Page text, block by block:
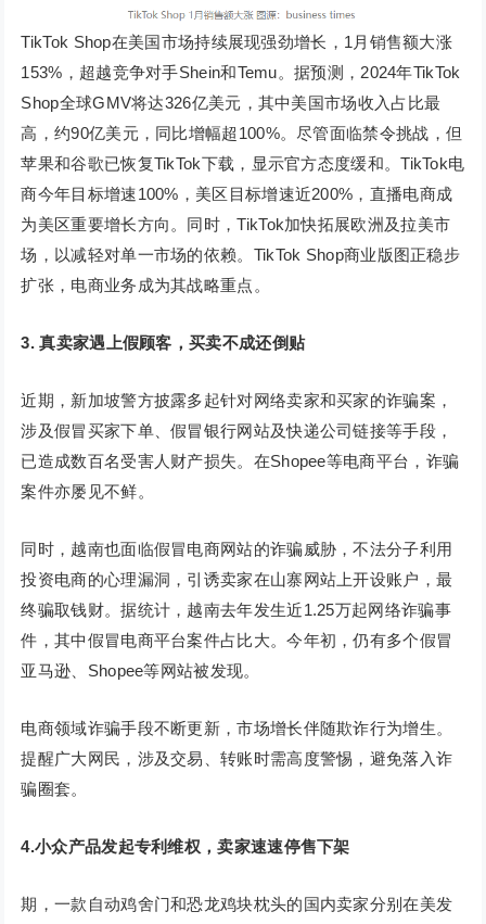
TikTok Shop在美国市场持续展现强劲增长，1月销售额大涨
153%，超越竞争对手Shein和Temu。据预测，2024年TikTok
Shop全球GMV将达326亿美元，其中美国市场收入占比最
高，约90亿美元，同比增幅超100%。尽管面临禁令挑战，但
苹果和谷歌已恢复TikTok下载，显示官方态度缓和。TikTok电
商今年目标增速100%，美区目标增速近200%，直播电商成
为美区重要增长方向。同时，TikTok加快拓展欧洲及拉美市
场，以减轻对单一市场的依赖。TikTok Shop商业版图正稳步
扩张，电商业务成为其战略重点。
3.真卖家遇上假顾客，买卖不成还倒贴
近期，新加坡警方披露多起针对网络卖家和买家的诈骗案，
涉及假冒买家下单、假冒银行网站及快递公司链接等手段，
已造成数百名受害人财产损失。在Shopee等电商平台，诈骗
案件亦屡见不鲜。
同时，越南也面临假冒电商网站的诈骗威胁，不法分子利用
投资电商的心理漏洞，引诱卖家在山寨网站上开设账户，最
终骗取钱财。据统计，越南去年发生近1.25万起网络诈骗事
件，其中假冒电商平台案件占比大。今年初，仍有多个假冒
亚马逊、Shopee等网站被发现。
电商领域诈骗手段不断更新，市场增长伴随欺诈行为增生。
提醒广大网民，涉及交易、转账时需高度警惕，避免落入诈
骗圈套。
4.小众产品发起专利维权，卖家速速停售下架
期，一款自动鸡舍门和恐龙鸡块枕头的国内卖家分别在美发